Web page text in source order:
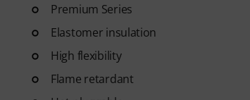
Premium Series
Elastomer insulation
High flexibility
Flame retardant